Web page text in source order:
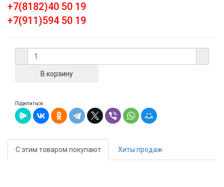
+7(8182)40 50 19
+7(911)594 50 19
Поделиться:
С этим товаром покупают Хиты продаж